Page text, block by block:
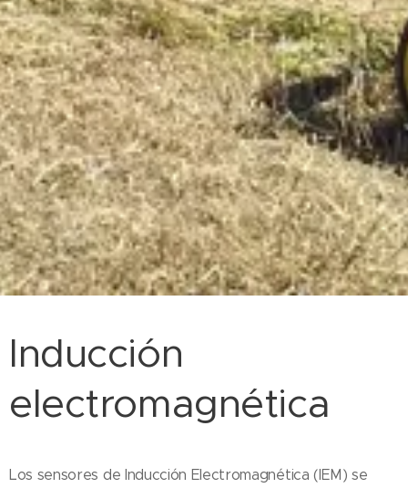
Inducción
electromagnética
Los sensores de Inducción Electromagnética (IEM) se